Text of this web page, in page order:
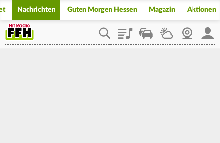
Nachrichten Guten Morgen Hessen Magazin Aktionen
PlaylistStaupilotWetterWebcam